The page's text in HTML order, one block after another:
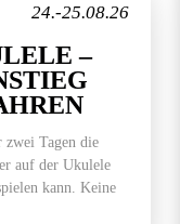
24.-25.08.26
–
Tagen die
auf der Ukulele
kann. Keine